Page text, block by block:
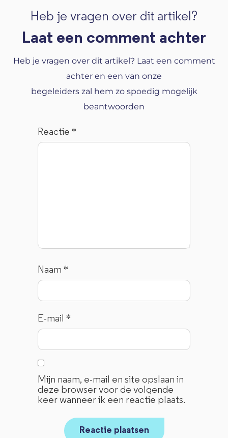
Heb je vragen over dit artikel?
Laat een comment achter
Heb je vragen over dit artikel? Laat een comment
achter en een van onze
begeleiders zal hem zo spoedig mogelijk
beantwoorden
Reactie*
Naam*
E-mail*
Mijn naam, e-mail en site opslaan in
deze browser voor de volgende
keer wanneer ik een reactie plaats.